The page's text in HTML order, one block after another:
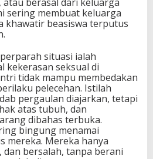
sering membuat keluarga
khawatir beasiswa terputus
situasi ialah
kekerasan seksual di
tidak mampu membedakan
pelecehan. Istilah
pergaulan diajarkan, tetapi
atas tubuh, dan
dibahas terbuka.
bingung menamai
mereka. Mereka hanya
bersalah, tanpa berani